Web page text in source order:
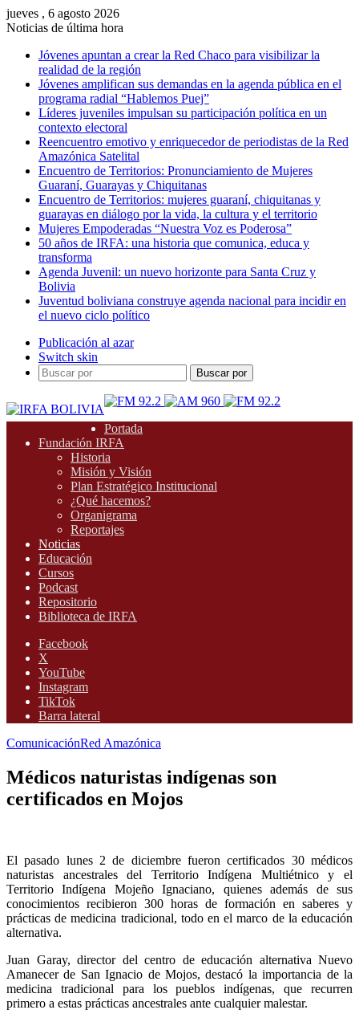
jueves , 6 agosto 2026
Noticias de última hora
Jóvenes apuntan a crear la Red Chaco para visibilizar la
realidad de la región
Jóvenes amplifican sus demandas en la agenda pública en el
programa radial “Hablemos Puej”
Líderes juveniles impulsan su participación política en un
contexto electoral
Reencuentro emotivo y enriquecedor de periodistas de la Red
Amazónica Satelital
Encuentro de Territorios: Pronunciamiento de Mujeres
Guaraní, Guarayas y Chiquitanas
Encuentro de Territorios: mujeres guaraní, chiquitanas y
guarayas en diálogo por la vida, la cultura y el territorio
Mujeres Empoderadas “Nuestra Voz es Poderosa”
50 años de IRFA: una historia que comunica, educa y
transforma
Agenda Juvenil: un nuevo horizonte para Santa Cruz y
Bolivia
Juventud boliviana construye agenda nacional para incidir en
el nuevo ciclo político
Publicación al azar
Switch skin
Buscar por
Portada
Fundación IRFA
Historia
Misión y Visión
Plan Estratégico Institucional
¿Qué hacemos?
Organigrama
Reportajes
Noticias
Educación
Cursos
Podcast
Repositorio
Biblioteca de IRFA
Facebook
X
YouTube
Instagram
TikTok
Barra lateral
ComunicaciónRed Amazónica
Médicos naturistas indígenas son
certificados en Mojos
El pasado lunes 2 de diciembre fueron certificados 30 médicos
naturistas ancestrales del Territorio Indígena Multiétnico y el
Territorio Indígena Mojeño Ignaciano, quienes además de sus
conocimientos recibieron 300 horas de formación en saberes y
prácticas de medicina tradicional, todo en el marco de la educación
alternativa.
Juan Garay, director del centro de educación alternativa Nuevo
Amanecer de San Ignacio de Mojos, destacó la importancia de la
medicina tradicional para los pueblos indígenas, que recurren
primero a estas prácticas ancestrales ante cualquier malestar.